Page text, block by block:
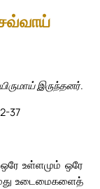
இருந்தனர்.
37
உள்ளமும் ஒரே
உடைமைகளைத்